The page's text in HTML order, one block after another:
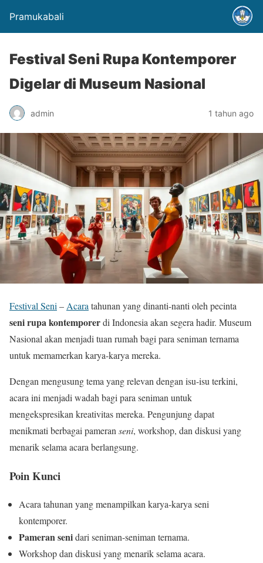
Pramukabali
Festival Seni Rupa Kontemporer
Digelar di Museum Nasional
admin 1 tahun ago
Festival Seni – Acara tahunan yang dinanti-nanti oleh pecinta
seni rupa kontemporerdi Indonesia akan segera hadir. Museum
Nasional akan menjadi tuan rumah bagi para seniman ternama
untuk memamerkan karya-karya mereka.
Dengan mengusung tema yang relevan dengan isu-isu terkini,
acara ini menjadi wadah bagi para seniman untuk
mengekspresikan kreativitas mereka. Pengunjung dapat
menikmati berbagai pameran seni, workshop, dan diskusi yang
menarik selama acara berlangsung.
Poin Kunci
Acara tahunan yang menampilkan karya-karya seni
kontemporer.
Pameran senidari seniman-seniman ternama.
Workshop dan diskusi yang menarik selama acara.